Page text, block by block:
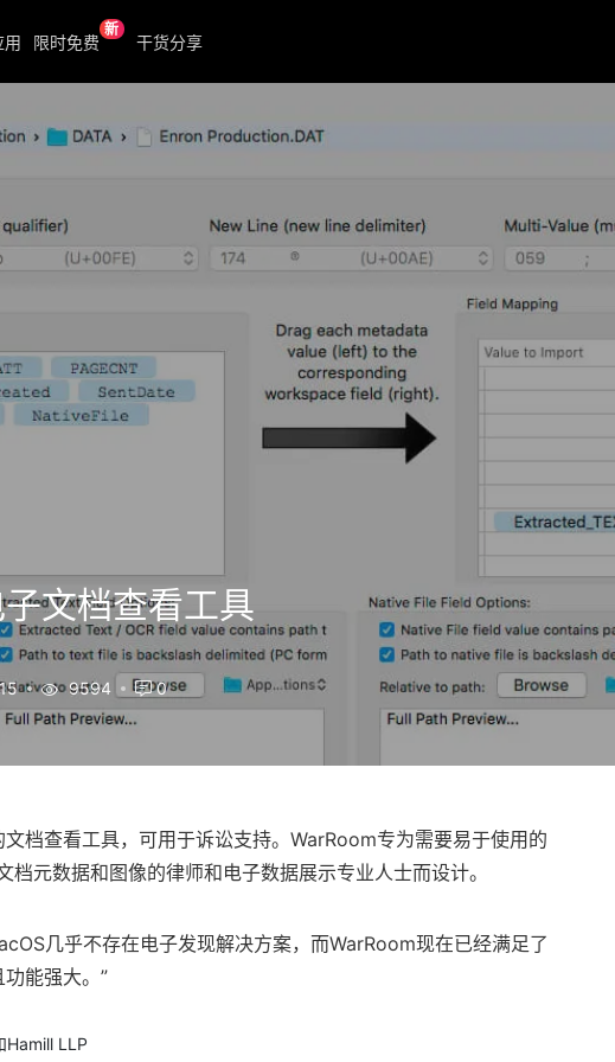
用 限时免费
新
干货分享
文档查看工具
9594 0
档查看工具，可用于诉讼支持。WarRoom专为需要易于使用的
元数据和图像的律师和电子数据展示专业人士而设计。
几乎不存在电子发现解决方案，而WarRoom现在已经满足了
能强大。”
LLP